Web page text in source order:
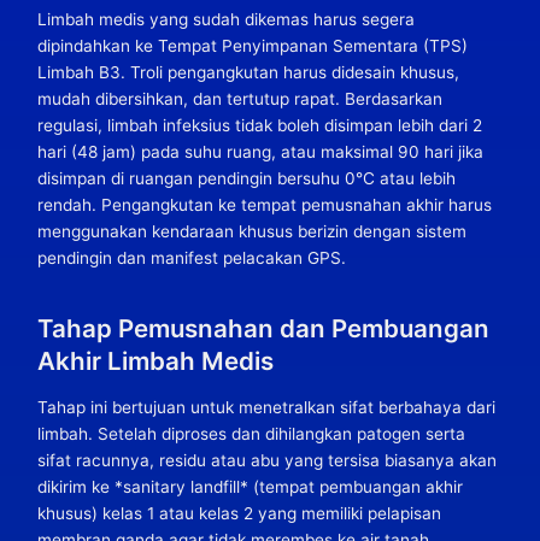
Limbah medis yang sudah dikemas harus segera
dipindahkan ke Tempat Penyimpanan Sementara (TPS)
Limbah B3. Troli pengangkutan harus didesain khusus,
mudah dibersihkan, dan tertutup rapat. Berdasarkan
regulasi, limbah infeksius tidak boleh disimpan lebih dari 2
hari (48 jam) pada suhu ruang, atau maksimal 90 hari jika
disimpan di ruangan pendingin bersuhu 0°C atau lebih
rendah. Pengangkutan ke tempat pemusnahan akhir harus
menggunakan kendaraan khusus berizin dengan sistem
pendingin dan manifest pelacakan GPS.
Tahap Pemusnahan dan Pembuangan
Akhir Limbah Medis
Tahap ini bertujuan untuk menetralkan sifat berbahaya dari
limbah. Setelah diproses dan dihilangkan patogen serta
sifat racunnya, residu atau abu yang tersisa biasanya akan
dikirim ke *sanitary landfill* (tempat pembuangan akhir
khusus) kelas 1 atau kelas 2 yang memiliki pelapisan